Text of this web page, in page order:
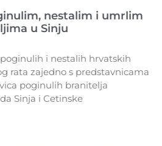
nestalim i umrlim
u Sinju
i nestalih hrvatskih
rata zajedno s predstavnicama
poginulih branitelja
Sinja i Cetinske